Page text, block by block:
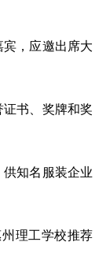
，应邀出席大
书、奖牌和奖
知名服装企业
理工学校推荐